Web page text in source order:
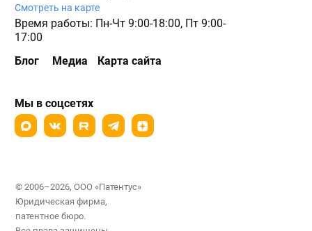
Смотреть на карте
Время работы: Пн-Чт 9:00-18:00, Пт 9:00-
17:00
Блог
Медиа Карта сайта
Мы в соцсетях
© 2006–2026, ООО «Патентус»
Юридическая фирма,
патентное бюро.